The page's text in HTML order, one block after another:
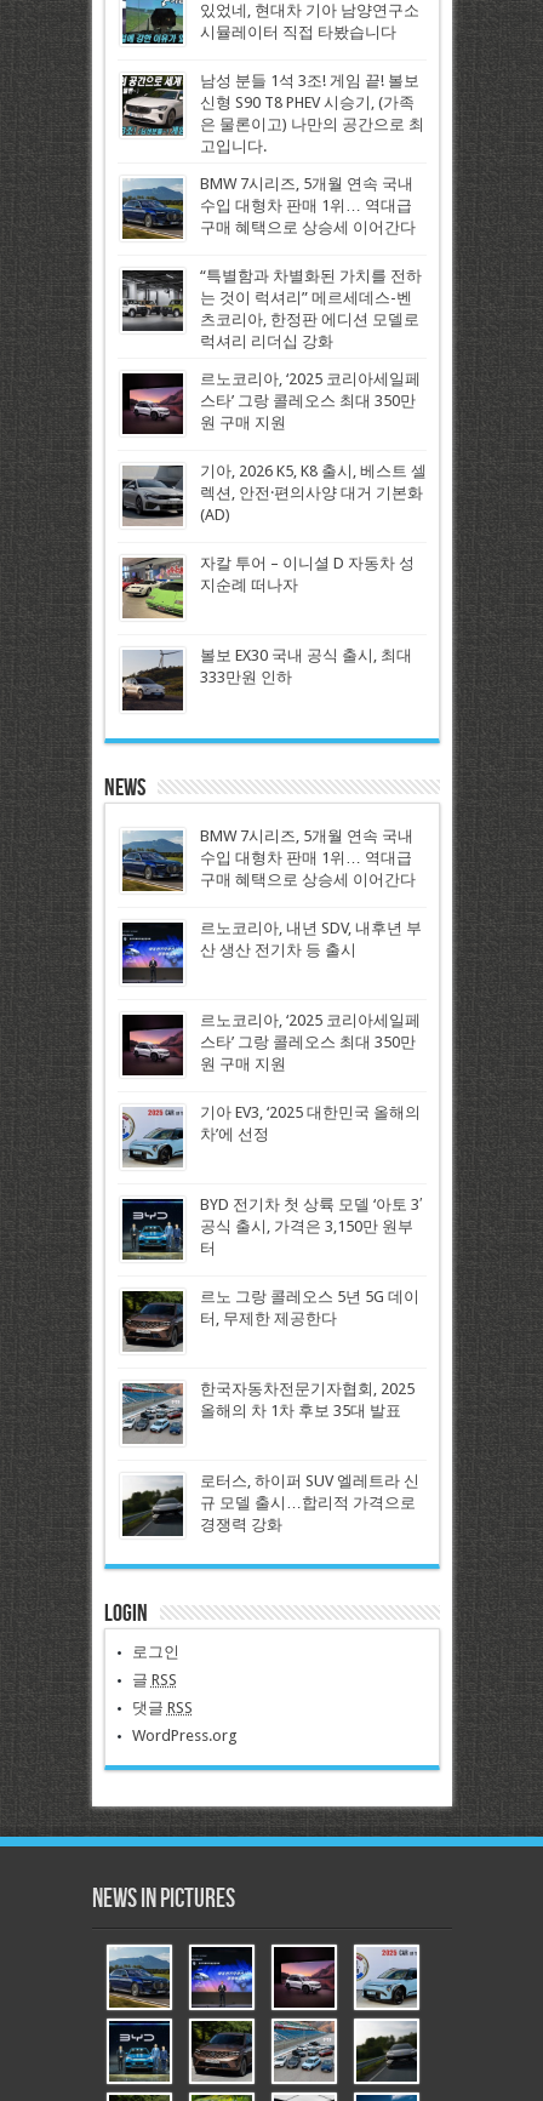
있었네, 현대차 기아 남양연구소
시뮬레이터 직접 타봤습니다
남성 분들 1석 3조! 게임 끝! 볼보
신형 S90 T8 PHEV 시승기, (가족
은 물론이고) 나만의 공간으로 최
고입니다.
BMW 7시리즈, 5개월 연속 국내
수입 대형차 판매 1위… 역대급
구매 혜택으로 상승세 이어간다
“특별함과 차별화된 가치를 전하
는 것이 럭셔리” 메르세데스-벤
츠코리아, 한정판 에디션 모델로
럭셔리 리더십 강화
르노코리아, ‘2025 코리아세일페
스타’ 그랑 콜레오스 최대 350만
원 구매 지원
기아, 2026 K5, K8 출시, 베스트 셀
렉션, 안전·편의사양 대거 기본화
(AD)
자칼 투어 – 이니셜 D 자동차 성
지순례 떠나자
볼보 EX30 국내 공식 출시, 최대
333만원 인하
News
BMW 7시리즈, 5개월 연속 국내
수입 대형차 판매 1위… 역대급
구매 혜택으로 상승세 이어간다
르노코리아, 내년 SDV, 내후년 부
산 생산 전기차 등 출시
르노코리아, ‘2025 코리아세일페
스타’ 그랑 콜레오스 최대 350만
원 구매 지원
기아 EV3, ‘2025 대한민국 올해의
차’에 선정
BYD 전기차 첫 상륙 모델 ‘아토 3′
공식 출시, 가격은 3,150만 원부
터
르노 그랑 콜레오스 5년 5G 데이
터, 무제한 제공한다
한국자동차전문기자협회, 2025
올해의 차 1차 후보 35대 발표
로터스, 하이퍼 SUV 엘레트라 신
규 모델 출시…합리적 가격으로
경쟁력 강화
Login
로그인
글 RSS
댓글 RSS
WordPress.org
News in Pictures